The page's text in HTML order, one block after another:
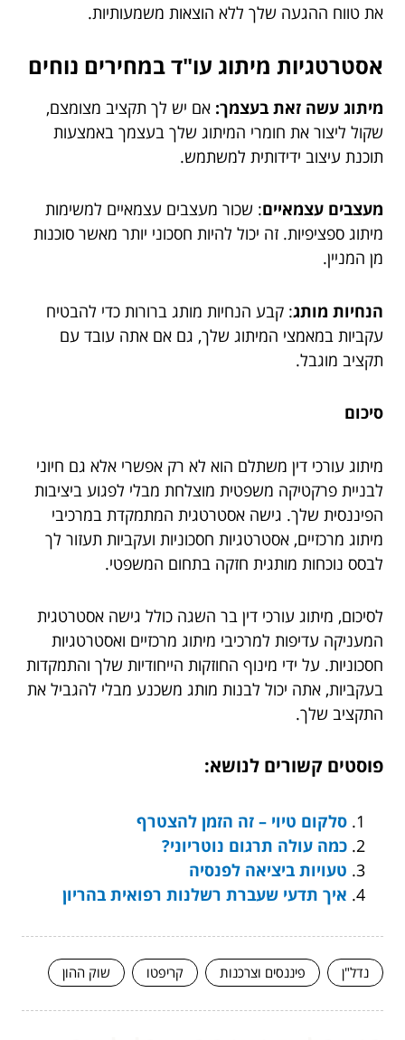
את טווח ההגעה שלך ללא הוצאות משמעותיות.
אסטרטגיות מיתוג עו"ד במחירים נוחים
מיתוג עשה זאת בעצמך: אם יש לך תקציב מצומצם,
שקול ליצור את חומרי המיתוג שלך בעצמך באמצעות
תוכנת עיצוב ידידותית למשתמש.
מעצבים עצמאיים: שכור מעצבים עצמאיים למשימות
מיתוג ספציפיות. זה יכול להיות חסכוני יותר מאשר סוכנות
מן המניין.
הנחיות מותג: קבע הנחיות מותג ברורות כדי להבטיח
עקביות במאמצי המיתוג שלך, גם אם אתה עובד עם
תקציב מוגבל.
סיכום
מיתוג עורכי דין משתלם הוא לא רק אפשרי אלא גם חיוני
לבניית פרקטיקה משפטית מוצלחת מבלי לפגוע ביציבות
הפיננסית שלך. גישה אסטרטגית המתמקדת במרכיבי
מיתוג מרכזיים, אסטרטגיות חסכוניות ועקביות תעזור לך
לבסס נוכחות מותגית חזקה בתחום המשפטי.
לסיכום, מיתוג עורכי דין בר השגה כולל גישה אסטרטגית
המעניקה עדיפות למרכיבי מיתוג מרכזיים ואסטרטגיות
חסכוניות. על ידי מינוף החוזקות הייחודיות שלך והתמקדות
בעקביות, אתה יכול לבנות מותג משכנע מבלי להגביל את
התקציב שלך.
פוסטים קשורים לנושא:
סלקום טיוי – זה הזמן להצטרף
כמה עולה תרגום נוטריוני?
טעויות ביציאה לפנסיה
איך תדעי שעברת רשלנות רפואית בהריון
נדל"ן פיננסים וצרכנות קריפטו שוק ההון